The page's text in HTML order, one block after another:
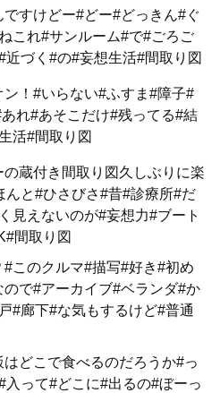
ですけどー#どー#どっきん#ぐ
これ#サンルーム#で#ごろご
近づく#の#妄想生活#間取り図
ン！#いらない#ふすま#障子#
れ#あそこだけ#残ってる#結
活#間取り図
蔵付き間取り図久しぶりに楽
んと#ひさびさ#昔#診療所#だ
見えないのが#妄想力#ブート
間取り図
このクルマ#描写#好き#初め
で#アーカイブ#ベランダ#か
#廊下#な気もするけど#普通
はどこで食べるのだろうか#っ
入って#どこに#出るの#ぼーっ